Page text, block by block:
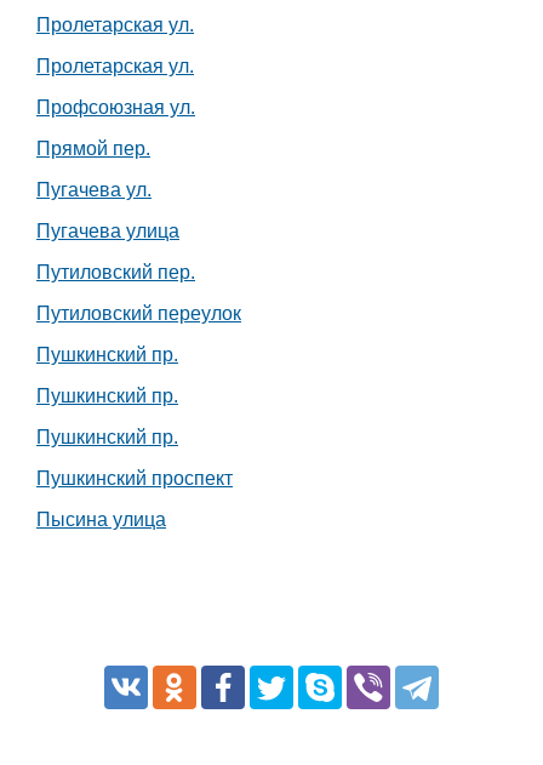
Пролетарская ул.
Пролетарская ул.
Профсоюзная ул.
Прямой пер.
Пугачева ул.
Пугачева улица
Путиловский пер.
Путиловский переулок
Пушкинский пр.
Пушкинский пр.
Пушкинский пр.
Пушкинский проспект
Пысина улица